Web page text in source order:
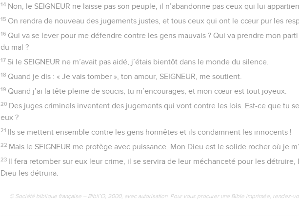
14 Non, le SEIGNEUR ne laisse pas son peuple, il n’abandonne pas ceux qui lui
15 On rendra de nouveau des jugements justes, et tous ceux qui ont le cœur pur les
16 Qui va se lever pour me défendre contre les gens mauvais ? Qui va prendre mon
du mal ?
17 Si le SEIGNEUR ne m’avait pas aidé, j’étais bientôt dans le monde du silence.
18 Quand je dis : « Je vais tomber », ton amour, SEIGNEUR, me soutient.
19 Quand j’ai la tête pleine de soucis, tu m’encourages, et mon cœur est tout joyeux.
20 Des juges criminels inventent des jugements qui vont contre les lois. Est-ce que tu
eux ?
21 Ils se mettent ensemble contre les gens honnêtes et ils condamnent les innocents !
22 Mais le SEIGNEUR me protège avec puissance. Mon Dieu est le solide rocher où je
23 Il fera retomber sur eux leur crime, il se servira de leur méchanceté pour les détruire,
Dieu les détruira.
© Société biblique française – Bibli’O, 2000, avec autorisation. Pour vous procurer une Bible imprimée, rendez-